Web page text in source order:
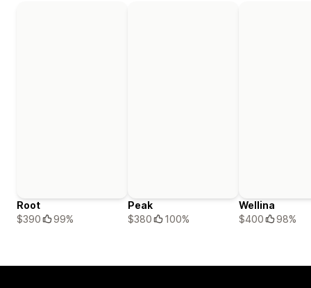
Root
$390
99%
Peak
$380
100%
Wellina
$400
98%